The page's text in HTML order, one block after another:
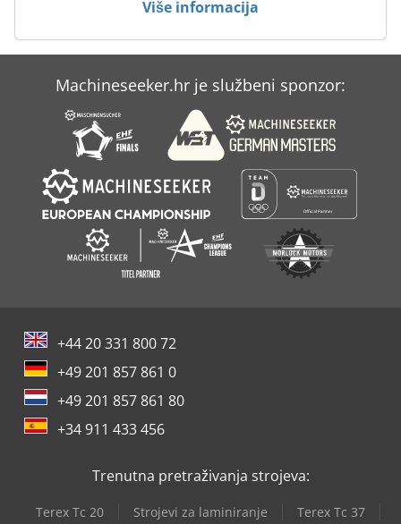
Case Ih Mx 240
Case Ih Mx 285
Case-Ih Maxxum
Više informacija
Machineseeker.hr je službeni sponzor:
+44 20 331 800 72
+49 201 857 861 0
+49 201 857 861 80
+34 911 433 456
Trenutna pretraživanja strojeva:
Terex Tc 20 Strojevi za laminiranje
Terex Tc 37